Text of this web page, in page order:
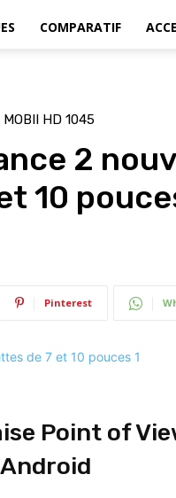
COMPARATIF
MOBII HD 1045
2
10
Pinterest
Point of